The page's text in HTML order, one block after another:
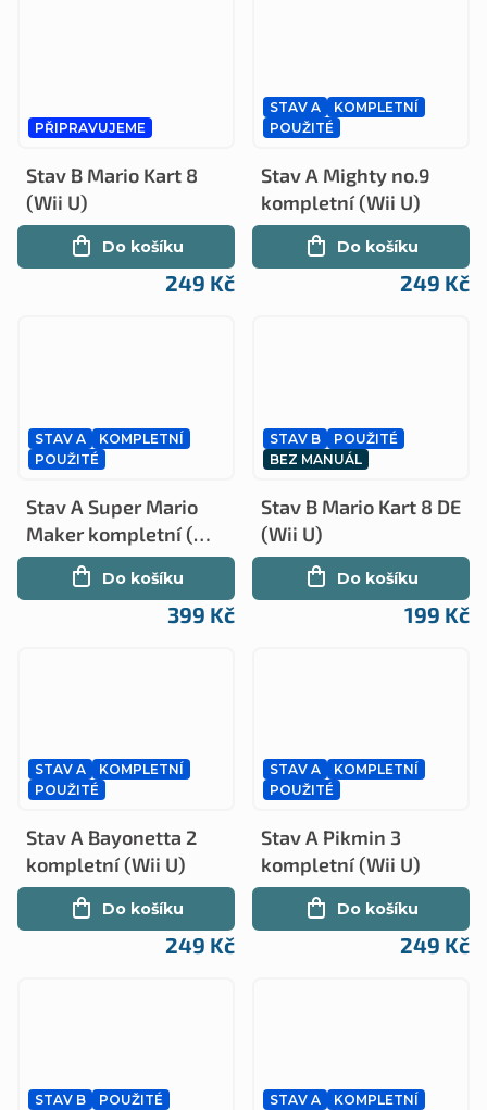
PŘIPRAVUJEME
Stav B Mario Kart 8
(Wii U)
249 Kč
Do košíku
STAV A
KOMPLETNÍ
POUŽITÉ
Stav A Mighty no.9
kompletní (Wii U)
249 Kč
Do košíku
STAV A
KOMPLETNÍ
POUŽITÉ
Stav A Super Mario
Maker kompletní (Wii
U)
399 Kč
Do košíku
STAV B
POUŽITÉ
BEZ MANUÁL
Stav B Mario Kart 8 DE
(Wii U)
199 Kč
Do košíku
STAV A
KOMPLETNÍ
POUŽITÉ
Stav A Bayonetta 2
kompletní (Wii U)
249 Kč
Do košíku
STAV A
KOMPLETNÍ
POUŽITÉ
Stav A Pikmin 3
kompletní (Wii U)
249 Kč
Do košíku
STAV B
POUŽITÉ
STAV A
KOMPLETNÍ